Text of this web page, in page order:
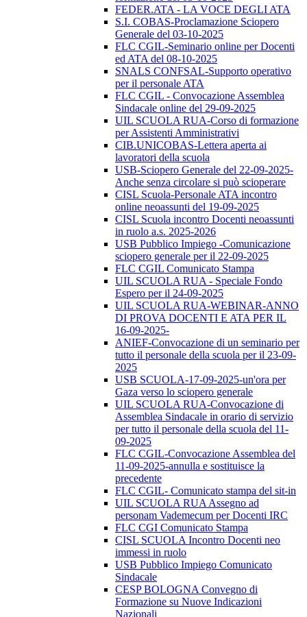
FEDER.ATA - LA VOCE DEGLI ATA
S.I. COBAS-Proclamazione Sciopero
Generale del 03-10-2025
FLC CGIL-Seminario online per Docenti
ed ATA del 08-10-2025
SNALS CONFSAL-Supporto operativo
per il personale ATA
FLC CGIL - Convocazione Assemblea
Sindacale online del 29-09-2025
UIL SCUOLA RUA-Corso di formazione
per Assistenti Amministrativi
CIB.UNICOBAS-Lettera aperta ai
lavoratori della scuola
USB-Sciopero Generale del 22-09-2025-
Anche senza circolare si può scioperare
CISL Scuola-Personale ATA incontro
online neoassunti del 19-09-2025
CISL Scuola incontro Docenti neoassunti
in ruolo a.s. 2025-2026
USB Pubblico Impiego -Comunicazione
sciopero generale per il 22-09-2025
FLC CGIL Comunicato Stampa
UIL SCUOLA RUA - Speciale Fondo
Espero per il 24-09-2025
UIL SCUOLA RUA-WEBINAR-ANNO
DI PROVA DOCENTI E ATA PER IL
16-09-2025-
ANIEF-Convocazione di un seminario per
tutto il personale della scuola per il 23-09-
2025
USB SCUOLA-17-09-2025-un'ora per
Gaza verso lo sciopero generale
UIL SCUOLA RUA-Convocazione di
Assemblea Sindacale in orario di servizio
per tutto il personale della scuola del 11-
09-2025
FLC CGIL-Convocazione Assemblea del
11-09-2025-annulla e sostituisce la
precedente
FLC CGIL- Comunicato stampa del sit-in
UIL SCUOLA RUA Assegno ad
personam Vademecum per Docenti IRC
FLC CGI Comunicato Stampa
CISL SCUOLA Incontro Docenti neo
immessi in ruolo
USB Pubblico Impiego Comunicato
Sindacale
CESP BOLOGNA Convegno di
Formazione su Nuove Indicazioni
Nazionali